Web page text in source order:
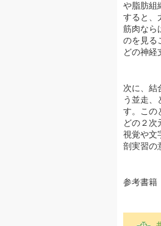
や脂肪組
すると、
筋肉なら
のを見る
どの神経
次に、結
う並走、
す。この
どの２次
視覚や文
剖実習の
参考書籍